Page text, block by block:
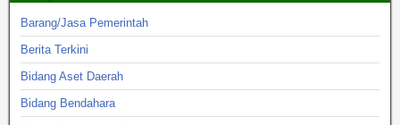
Barang/Jasa Pemerintah
Berita Terkini
Bidang Aset Daerah
Bidang Bendahara